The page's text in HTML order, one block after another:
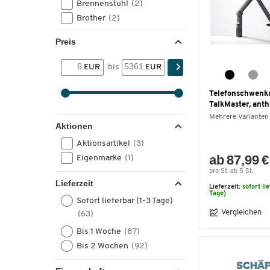
Brennenstuhl (2)
Brother (2)
Poly(2)
Ansmann
(1)
Cisco(1)
Doro(1)
Scangrip (1)
Schäfer Shop Select
Preis
EUR bis EUR
Aktionen
Aktionsartikel (3)
Eigenmarke (1)
Lieferzeit
Sofort lieferbar (1-3 Tage)
(63)
Bis 1 Woche (87)
Bis 2 Wochen (92)
TalkMaster,
Mehrere
ab 87,99 €
pro St. ab 5 St.
Lieferzeit: sofort
Tage)
Vergleichen